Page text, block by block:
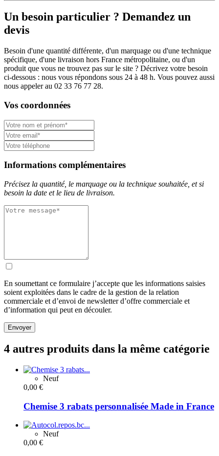
Un besoin particulier ? Demandez un
devis
Besoin d'une quantité différente, d'un marquage ou d'une technique
spécifique, d'une livraison hors France métropolitaine, ou d'un
produit que vous ne trouvez pas sur le site ? Décrivez votre besoin
ci-dessous : nous vous répondons sous 24 à 48 h. Vous pouvez aussi
nous appeler au 02 33 76 77 28.
Vos coordonnées
Informations complémentaires
Précisez la quantité, le marquage ou la technique souhaitée, et si
besoin la date et le lieu de livraison.
En soumettant ce formulaire j’accepte que les informations saisies
soient exploitées dans le cadre de la gestion de la relation
commerciale et d’envoi de newsletter d’offre commerciale et
d’information qui peut en découler.
Envoyer
4 autres produits dans la même catégorie
Neuf
0,00 €
Chemise 3 rabats personnalisée Made in France
Neuf
0,00 €